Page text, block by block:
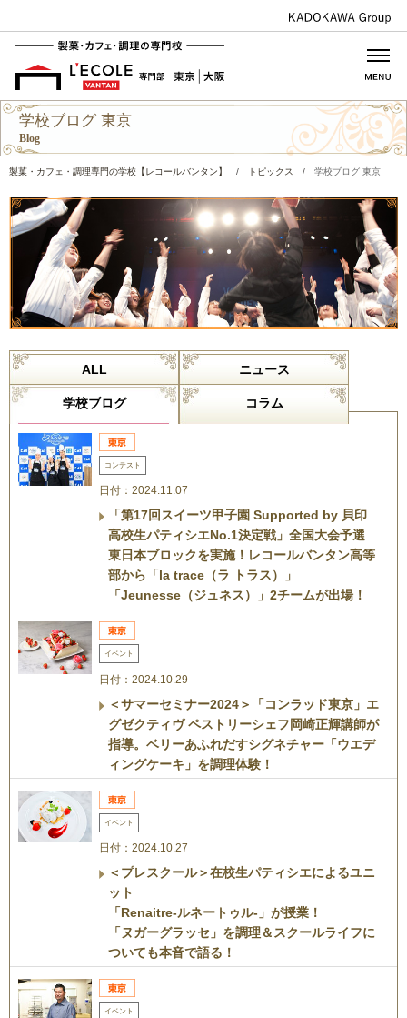
学校ブログ 東京
Blog
製菓・カフェ・調理専門の学校【レコールバンタン】 / トピックス / 学校ブログ 東京
ALL ニュース
学校ブログ コラム
コンテスト
日付：2024.11.07
「第17回スイーツ甲子園 Supported by 貝印
高校生パティシエNo.1決定戦」全国大会予選
東日本ブロックを実施！レコールバンタン高等
部から「la trace（ラ トラス）」
「Jeunesse（ジュネス）」2チームが出場！
イベント
日付：2024.10.29
＜サマーセミナー2024＞「コンラッド東京」エ
グゼクティヴ ペストリーシェフ岡崎正輝講師が
指導。ベリーあふれだすシグネチャー「ウエデ
ィングケーキ」を調理体験！
イベント
日付：2024.10.27
＜プレスクール＞在校生パティシエによるユニ
ット
「Renaitre-ルネートゥル-」が授業！
「ヌガーグラッセ」を調理＆スクールライフに
ついても本音で語る！
イベント